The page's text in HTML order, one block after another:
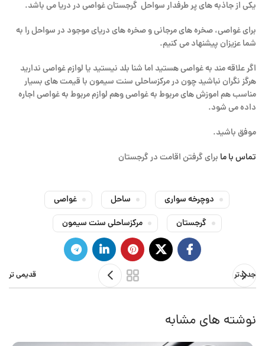
یکی از جاذبه های پر طرفدار سواحل گرجستان غواصی در دریا می باشد.
برای غواصی، صخره های مرجانی و صخره های دریای موجود در سواحل را به
شما عزیزان پیشنهاد می کنیم.
اگر علاقه مند به غواصی هستید اما شنا بلد نیستید یا لوازم غواصی ندارید
هرگز نگران نباشید چون در مرکزساحلی سنت سیمون با قیمت های بسیار
مناسب هم اموزش های مربوط به غواصی وهم لوازم مربوط به غواصی اجاره
داده می شود.
موفق باشید.
تماس با ما برای گرفتن اقامت در گرجستان
دوچرخه سواری ساحل
غواصی
گرجستان
مرکزساحلی سنت سیمون
جدیدتر قدیمی تر
نوشته های مشابه